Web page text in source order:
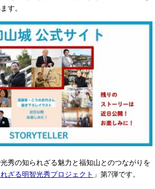
す。
秀の知られざる魅力と福知山とのつながりを
ざる明智光秀プロジェクト 」第7弾です。